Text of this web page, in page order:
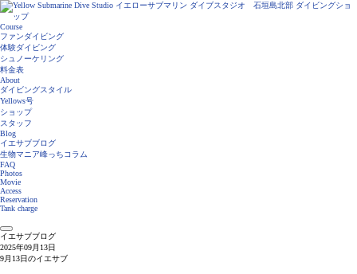
Course
ファンダイビング
体験ダイビング
シュノーケリング
料金表
About
ダイビングスタイル
Yellows号
ショップ
スタッフ
Blog
イエサブブログ
生物マニア峰っちコラム
FAQ
Photos
Movie
Access
Reservation
Tank charge
イエサブブログ
2025年09月13日
9月13日のイエサブ